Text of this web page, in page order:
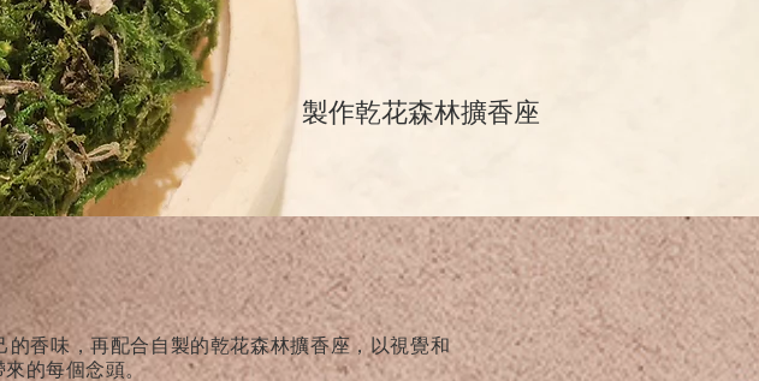
​製作乾花森林擴香座
香味，再配合自製的乾花森林擴香座，以視覺和
的每個念頭。